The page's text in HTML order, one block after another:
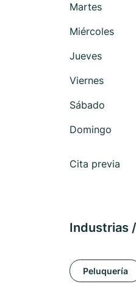
Martes
Miércoles
Jueves
Viernes
Sábado
Domingo
Cita previa
Industrias
Peluquería